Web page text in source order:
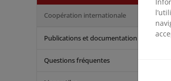
Coopération internationale
Publications et documentation
Questions fréquentes